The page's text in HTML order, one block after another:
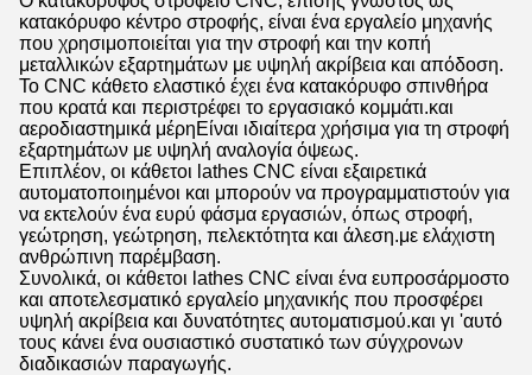
κατακόρυφο κέντρο στροφής, είναι ένα εργαλείο μηχανής
που χρησιμοποιείται για την στροφή και την κοπή
μεταλλικών εξαρτημάτων με υψηλή ακρίβεια και απόδοση.
Το CNC κάθετο ελαστικό έχει ένα κατακόρυφο σπινθήρα
που κρατά και περιστρέφει το εργασιακό κομμάτι.και
αεροδιαστημικά μέρηΕίναι ιδιαίτερα χρήσιμα για τη στροφή
εξαρτημάτων με υψηλή αναλογία όψεως.
Επιπλέον, οι κάθετοι lathes CNC είναι εξαιρετικά
αυτοματοποιημένοι και μπορούν να προγραμματιστούν για
να εκτελούν ένα ευρύ φάσμα εργασιών, όπως στροφή,
γεώτρηση, γεώτρηση, πελεκτότητα και άλεση.με ελάχιστη
ανθρώπινη παρέμβαση.
Συνολικά, οι κάθετοι lathes CNC είναι ένα ευπροσάρμοστο
και αποτελεσματικό εργαλείο μηχανικής που προσφέρει
υψηλή ακρίβεια και δυνατότητες αυτοματισμού.και γι 'αυτό
τους κάνει ένα ουσιαστικό συστατικό των σύγχρονων
διαδικασιών παραγωγής.